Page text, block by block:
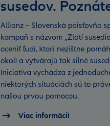
susedov.
Allianz – Slovenská poisťovňa
kampaň s názvom „Zlatí
oceniť ľudí, ktorí nezištne
okolí a vytvárajú tak silné
Iniciatíva vychádza z
niektorých situáciách sú to
našou prvou pomocou.
Viac informácií